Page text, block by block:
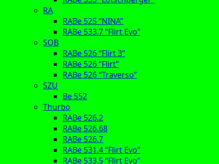
RA
RABe 525 “NINA”
RABe 533.7 “Flirt Evo”
SOB
RABe 526 “Flirt 3”
RABe 526 “Flirt”
RABe 526 “Traverso”
SZU
Be 552
Thurbo
RABe 526.2
RABe 526.68
RABe 526.7
RABe 531.4 “Flirt Evo”
RABe 533.5 “Flirt Evo”